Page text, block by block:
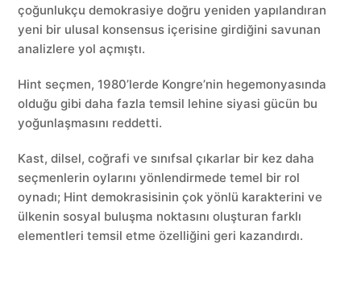
çoğunlukçu demokrasiye doğru yeniden yapılandıran
yeni bir ulusal konsensus içerisine girdiğini savunan
analizlere yol açmıştı.
Hint seçmen, 1980’lerde Kongre’nin hegemonyasında
olduğu gibi daha fazla temsil lehine siyasi gücün bu
yoğunlaşmasını reddetti.
Kast, dilsel, coğrafi ve sınıfsal çıkarlar bir kez daha
seçmenlerin oylarını yönlendirmede temel bir rol
oynadı; Hint demokrasisinin çok yönlü karakterini ve
ülkenin sosyal buluşma noktasını oluşturan farklı
elementleri temsil etme özelliğini geri kazandırdı.